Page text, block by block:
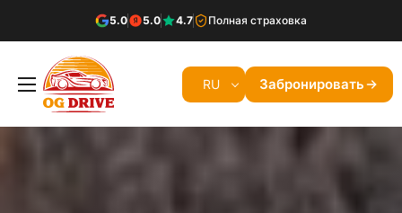
5.0 5.0 4.7 Полная страховка
RU Забронировать